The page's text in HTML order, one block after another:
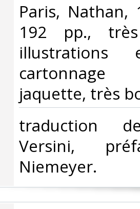
‎Paris, Nathan,
192 pp., très
illustrations
jaquette, très
‎traduction
Versini,
Niemeyer.‎